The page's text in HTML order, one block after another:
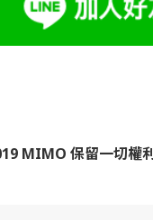
MIMO 保留一切權